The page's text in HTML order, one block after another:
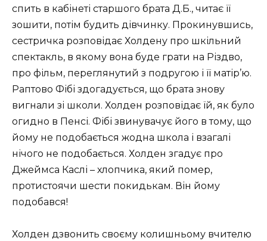
спить в кабінеті старшого брата Д.Б., читає її
зошити, потім будить дівчинку. Прокинувшись,
сестричка розповідає Холдену про шкільний
спектакль, в якому вона буде грати на Різдво,
про фільм, переглянутий з подругою і її матір’ю.
Раптово Фібі здогадується, що брата знову
вигнали зі школи. Холден розповідає їй, як було
огидно в Пенсі. Фібі звинувачує його в тому, що
йому не подобається жодна школа і взагалі
нічого не подобається. Холден згадує про
Джеймса Каслі – хлопчика, який помер,
протистоячи шести покидькам. Він йому
подобався!
Холден дзвонить своєму колишньому вчителю